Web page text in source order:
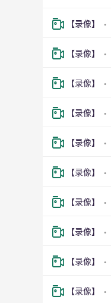
【录像】
【录像】
【录像】
【录像】
【录像】
【录像】
【录像】
【录像】
【录像】
【录像】